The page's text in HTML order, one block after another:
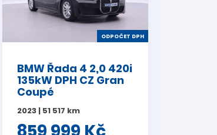
ODPOČET DPH
BMW Řada 4 2,0 420i
135kW DPH CZ Gran
Coupé
2023 | 51 517 km